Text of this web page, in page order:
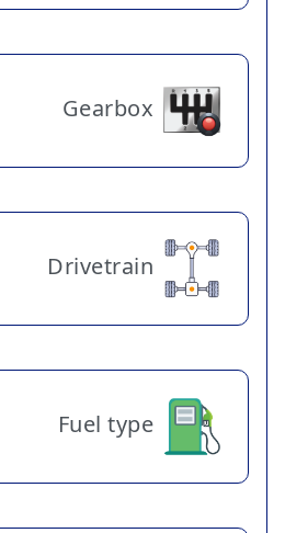
Gearbox
Drivetrain
Fuel type